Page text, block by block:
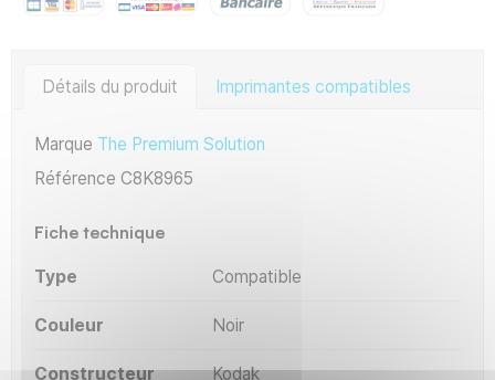
Détails du produit Imprimantes compatibles
Marque The Premium Solution
Référence C8K8965
Fiche technique
Type Compatible
Couleur Noir
Constructeur Kodak